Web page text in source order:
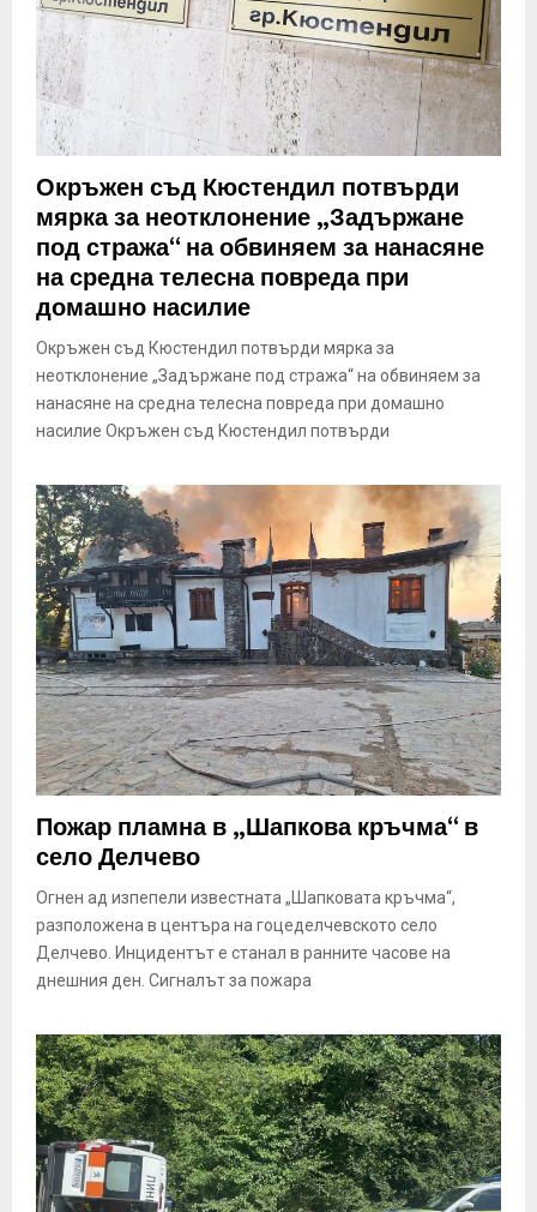
Окръжен съд Кюстендил потвърди
мярка за неотклонение „Задържане
под стража“ на обвиняем за нанасяне
на средна телесна повреда при
домашно насилие
Окръжен съд Кюстендил потвърди мярка за
неотклонение „Задържане под стража“ на обвиняем за
нанасяне на средна телесна повреда при домашно
насилие Окръжен съд Кюстендил потвърди
Пожар пламна в „Шапкова кръчма“ в
село Делчево
Огнен ад изпепели известната „Шапковата кръчма“,
разположена в центъра на гоцеделчевското село
Делчево. Инцидентът е станал в ранните часове на
днешния ден. Сигналът за пожара